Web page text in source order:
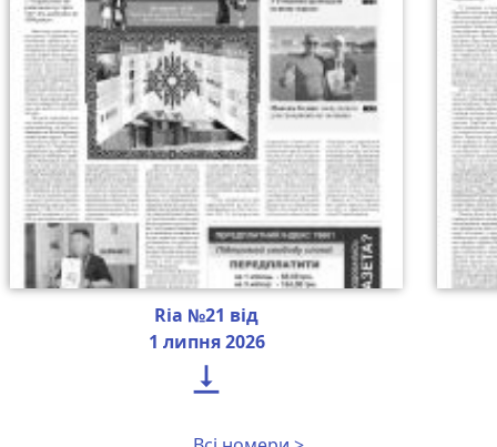
Ria №21 від
1 липня 2026
